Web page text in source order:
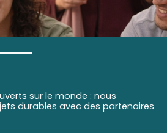
sur le monde : nous
durables avec des partenaires